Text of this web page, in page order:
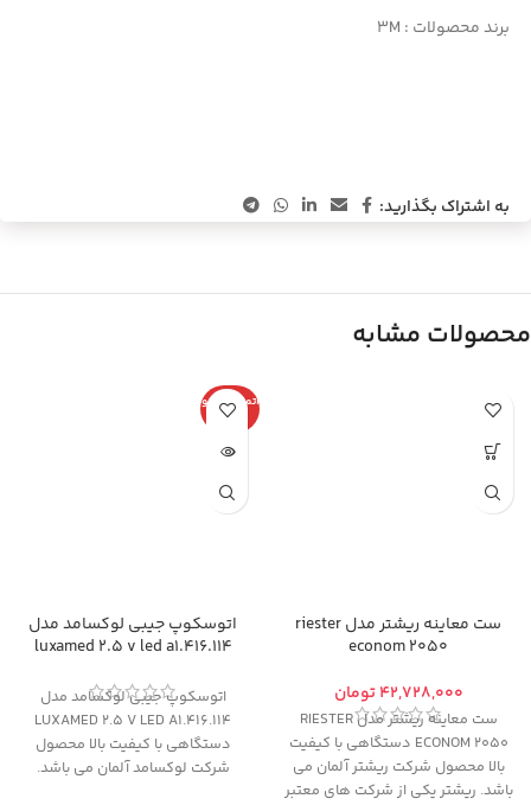
برند محصولات : ۳M
به اشتراک بگذارید:
محصولات مشابه
ست معاینه ریشتر مدل riester
econom 2050
تومان
ست معاینه ریشتر مدل RIESTER
ECONOM 2050 دستگاهی با کیفیت
بالا محصول شرکت ریشتر آلمان می
باشد. ریشتر یکی از شرکت های معتبر
اتمام موجو
دی
اتوسکوپ جیبی لوکسامد مدل
luxamed 2.5 v led a1.416.114
اتوسکوپ جیبی لوکسامد مدل
LUXAMED 2.5 V LED A1.416.114
دستگاهی با کیفیت بالا محصول
شرکت لوکسامد آلمان می باشد.